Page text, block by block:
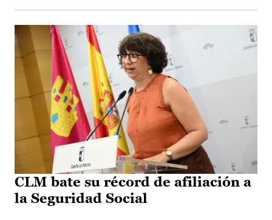
CLM bate su récord de afiliación a
la Seguridad Social